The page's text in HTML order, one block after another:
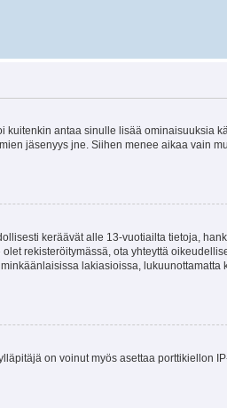
antaa sinulle lisää ominaisuuksia
jäsenyys jne. Siihen menee aikaa vain
keräävät alle 13-vuotiailta tietoja,
rekisteröitymässä, ota yhteyttä
lakiasioissa, lukuunottamatta
on voinut myös asettaa porttikiellon